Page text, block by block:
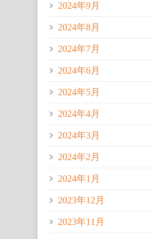
2024年9月
2024年8月
2024年7月
2024年6月
2024年5月
2024年4月
2024年3月
2024年2月
2024年1月
2023年12月
2023年11月